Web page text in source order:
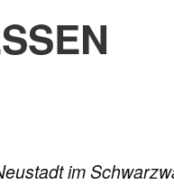
im